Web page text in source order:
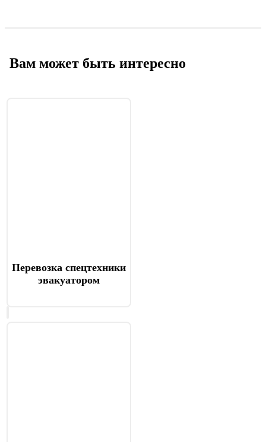
Вам может быть интересно
Перевозка спецтехники
эвакуатором